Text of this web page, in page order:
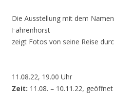
Die Ausstellung mit dem
Fahrenhorst
zeigt Fotos von seine Reise
11.08.22, 19.00 Uhr
Zeit: 11.08. – 10.11.22,